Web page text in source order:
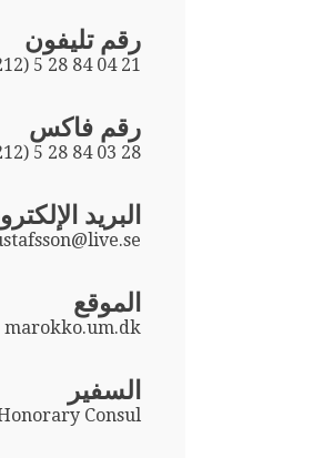
رقم تليفون
5 28 84 04 21
رقم فاكس
5 28 84 03 28
البريد
الموقع
marokko.um.dk
السفير
Consul